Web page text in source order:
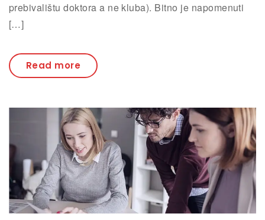
prebivalištu doktora a ne kluba). Bitno je napomenuti
[…]
Read more